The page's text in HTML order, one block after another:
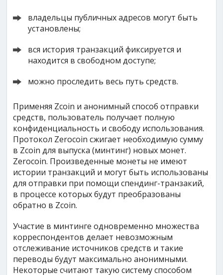
владельцы публичных адресов могут быть
установлены;
вся история транзакций фиксируется и
находится в свободном доступе;
можно проследить весь путь средств.
Применяя Zcoin и анонимный способ отправки
средств, пользователь получает полную
конфиденциальность и свободу использования.
Протокол Zerocoin сжигает необходимую сумму
в Zcoin для выпуска (минтинг) новых монет.
Zerocoin. Произведенные монеты не имеют
истории транзакций и могут быть использованы
для отправки при помощи спендинг-транзакий,
в процессе которых будут преобразованы
обратно в Zcoin.
Участие в минтинге одновременно множества
корреспондентов делает невозможным
отслеживание источников средств и такие
переводы будут максимально анонимными.
Некоторые считают такую систему способом